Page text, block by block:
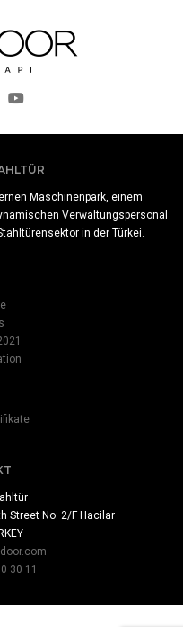
Maschinenpark, einem
Verwaltungspersonal
in der Türkei.
Street No: 2/F Hacilar
30 11